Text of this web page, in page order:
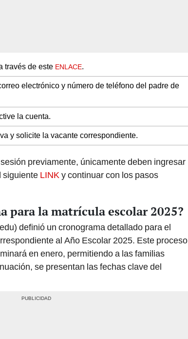
través de este ENLACE.
electrónico y número de teléfono del padre de
la cuenta.
y solicite la vacante correspondiente.
previamente, únicamente deben ingresar
siguiente LINKy continuar con los pasos
para la matrícula escolar 2025?
definió un cronograma detallado para el
al Año Escolar 2025. Este proceso
en enero, permitiendo a las familias
se presentan las fechas clave del